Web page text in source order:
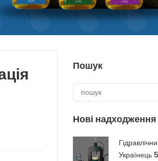
Пошук
Нові надходження
Українець